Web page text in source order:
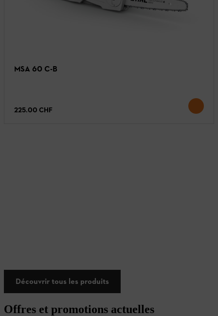
MSA 60 C-B
225.00 CHF
Découvrir tous les produits
Offres et promotions actuelles